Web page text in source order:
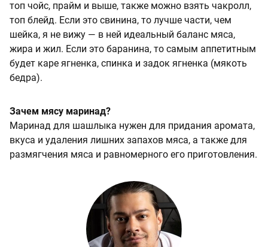
топ чойс, прайм и выше, также можно взять чакролл,
топ блейд. Если это свинина, то лучше части, чем
шейка, я не вижу — в ней идеальный баланс мяса,
жира и жил. Если это баранина, то самым аппетитным
будет каре ягненка, спинка и задок ягненка (мякоть
бедра).
Зачем мясу маринад?
Маринад для шашлыка нужен для придания аромата,
вкуса и удаления лишних запахов мяса, а также для
размягчения мяса и равномерного его приготовления.